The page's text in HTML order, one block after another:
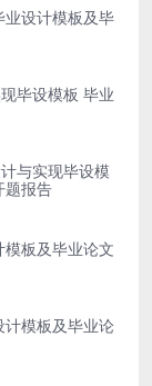
业设计模板及毕
毕设模板 毕业
与实现毕设模
题报告
板及毕业论文
计模板及毕业论